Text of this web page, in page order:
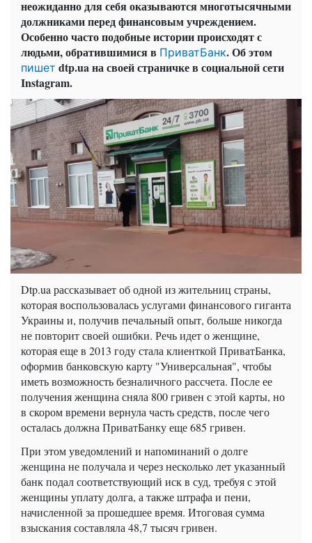
неожиданно для себя оказываются многотысячными
должниками перед финансовым учреждением.
Особенно часто подобные истории происходят с
людьми, обратившимися в ПриватБанк. Об этом
пишет dtp.ua на своей страничке в социальной сети
Instagram.
Dtp.ua рассказывает об одной из жительниц страны,
которая воспользовалась услугами финансового гиганта
Украины и, получив печальный опыт, больше никогда
не повторит своей ошибки. Речь идет о женщине,
которая еще в 2013 году стала клиенткой ПриватБанка,
оформив банковскую карту "Универсальная", чтобы
иметь возможность безналичного рассчета. После ее
получения женщина сняла 800 гривен с этой карты, но
в скором времени вернула часть средств, после чего
осталась должна ПриватБанку еще 685 гривен.
При этом уведомлений и напоминаний о долге
женщина не получала и через несколько лет указанный
банк подал соответствующий иск в суд, требуя с этой
женщины уплату долга, а также штрафа и пени,
начисленной за прошедшее время. Итоговая сумма
взыскания составляла 48,7 тысяч гривен.